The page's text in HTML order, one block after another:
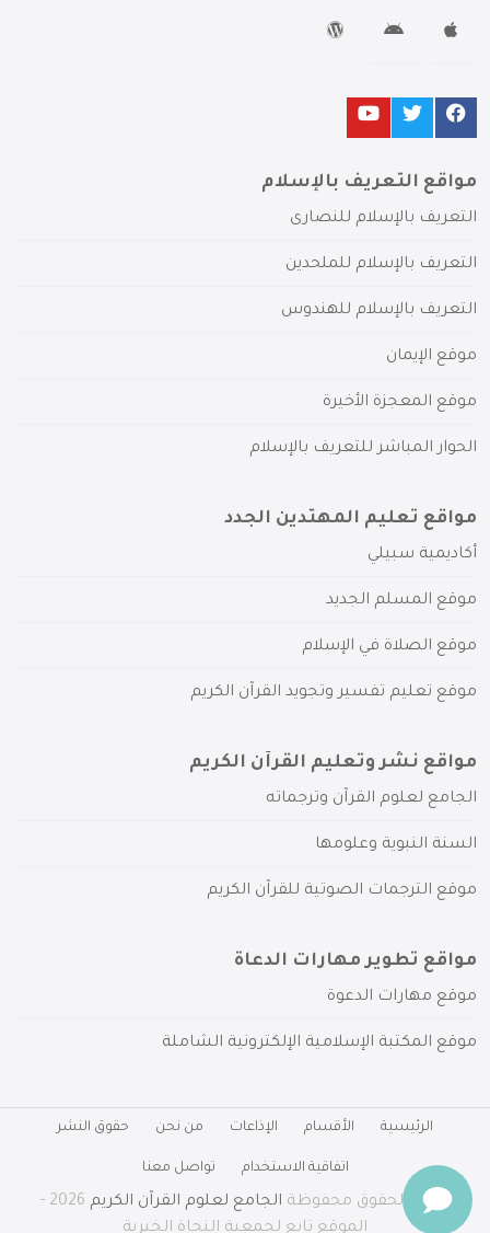
مواقع التعريف بالإسلام
التعريف بالإسلام للنصارى
التعريف بالإسلام للملحدين
التعريف بالإسلام للهندوس
موقع الإيمان
موقع المعجزة الأخيرة
الحوار المباشر للتعريف بالإسلام
مواقع تعليم المهتدين الجدد
أكاديمية سبيلي
موقع المسلم الجديد
موقع الصلاة في الإسلام
موقع تعليم تفسير وتجويد القرآن الكريم
مواقع نشر وتعليم القرآن الكريم
الجامع لعلوم القرآن وترجماته
السنة النبوية وعلومها
موقع الترجمات الصوتية للقرآن الكريم
مواقع تطوير مهارات الدعاة
موقع مهارات الدعوة
موقع المكتبة الإسلامية الإلكترونية الشاملة
الرئيسية الأقسام الإذاعات من نحن حقوق النشر
اتفاقية الاستخدام تواصل معنا
جميع الحقوق محفوظة الجامع لعلوم القرآن الكريم
2026 -
الموقع تابع لجمعية النجاة الخيرية